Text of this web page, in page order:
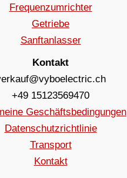
Frequenzumrichter
Getriebe
Sanftanlasser
Kontakt
+49 15123569470
Geschäftsbedingungen
Datenschutzrichtlinie
Transport
Kontakt